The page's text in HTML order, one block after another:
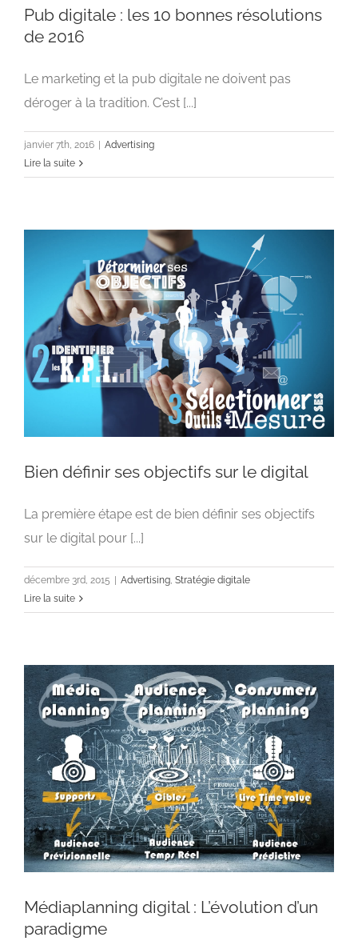
Pub digitale : les 10 bonnes résolutions de 2016
Advertising
Pub digitale : les 10 bonnes résolutions
de 2016
Le marketing et la pub digitale ne doivent pas
déroger à la tradition. C’est [...]
janvier 7th, 2016
Advertising
Lire la suite
Bien définir ses objectifs sur le digital
Advertising Stratégie digitale
Bien définir ses objectifs sur le digital
La première étape est de bien définir ses objectifs
sur le digital pour [...]
décembre 3rd, 2015 Advertising, Stratégie digitale
Lire la suite
Médiaplanning digital : L’évolution d’un
paradigme